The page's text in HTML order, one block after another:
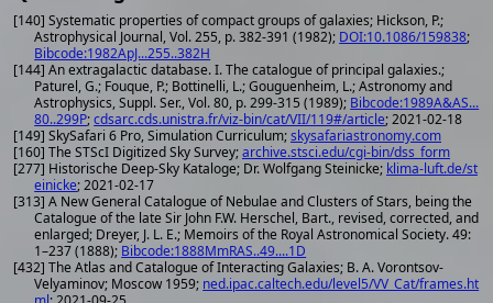
[140] Systematic properties of compact groups of galaxies; Hickson, P.;
Astrophysical Journal, Vol. 255, p. 382-391 (1982); DOI:10.1086/159838;
Bibcode:1982ApJ...255..382H
[144] An extragalactic database. I. The catalogue of principal galaxies.;
Paturel, G.; Fouque, P.; Bottinelli, L.; Gouguenheim, L.; Astronomy and
Astrophysics, Suppl. Ser., Vol. 80, p. 299-315 (1989); Bibcode:1989A&AS...
80..299P;cdsarc.cds.unistra.fr/viz-bin/cat/VII/119#/article; 2021-02-18
[149] SkySafari 6 Pro, Simulation Curriculum;skysafariastronomy.com
[160] The STScI Digitized Sky Survey;archive.stsci.edu/cgi-bin/dss_form
[277] Historische Deep-Sky Kataloge; Dr. Wolfgang Steinicke; klima-luft.de/st
einicke; 2021-02-17
[313] A New General Catalogue of Nebulae and Clusters of Stars, being the
Catalogue of the late Sir John F.W. Herschel, Bart., revised, corrected, and
enlarged; Dreyer, J. L. E.; Memoirs of the Royal Astronomical Society. 49:
1–237 (1888); Bibcode:1888MmRAS..49....1D
[432] The Atlas and Catalogue of Interacting Galaxies; B. A. Vorontsov-
Velyaminov; Moscow 1959; ned.ipac.caltech.edu/level5/VV_Cat/frames.ht